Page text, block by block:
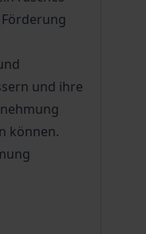
und ihre
können.